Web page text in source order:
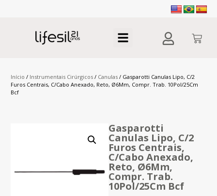
Início / Instrumentais Cirúrgicos / Canulas / Gasparotti Canulas Lipo, C/2
Furos Centrais, C/Cabo Anexado, Reto, Ø6Mm, Compr. Trab. 10Pol/25Cm
Bcf
Gasparotti
Canulas Lipo, C/2
Furos Centrais,
C/Cabo Anexado,
Reto, Ø6Mm,
Compr. Trab.
10Pol/25Cm Bcf